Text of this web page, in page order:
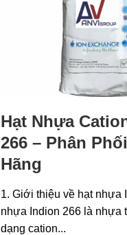
Hạt Nhựa
266 – Phân
Hãng
1. Giới thiệu về hạt nhựa
nhựa Indion 266 là nhựa
dạng cation...